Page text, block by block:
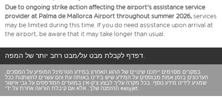
Due to ongoing strike action affecting the airport's assistance service
provider at Palma de Mallorca Airport throughout summer 2026, services
may be limited during this time. If you do need assistance upon arrival at
the airport, be aware that it may take longer than usual.
דפדף לקבלת מבט על/מבט רחב יותר של המפה.
במקרים מסוימים ייתכנו שינויים של הרגע האחרון במידע הטרמינל המופיע על המסכים.
העדכונים בזמן אמת מבוססים על המידע שיש בידינו באותה עת והם עשויים להשתנות ככל
שמגיע לידינו מידע נוסף. בכל מקרה עליך לבצע צ'ק-אין במועדים המודפסים על גבי אישור
ההזמנה שלך, אלא אם קיבלת הוראה אחרת על ידי easyjet.